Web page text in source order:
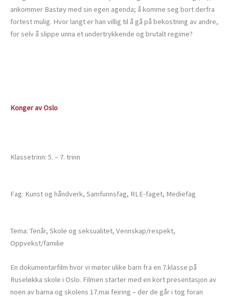
ankommer Bastøy med sin egen agenda; å komme seg bort derfra
fortest mulig. Hvor langt er han villig til å gå på bekostning av andre,
for selv å slippe unna et undertrykkende og brutalt regime?
Konger av Oslo
Klassetrinn: 5. – 7. trinn
Fag: Kunst og håndverk, Samfunnsfag, RLE-faget, Mediefag
Tema: Tenår, Skole og seksualitet, Vennskap/respekt,
Oppvekst/familie
En dokumentarfilm hvor vi møter ulike barn fra en 7.klasse på
Ruseløkka skole i Oslo. Filmen starter med en kort presentasjon av
noen av barna og skolens 17.mai feiring – der de går i tog foran